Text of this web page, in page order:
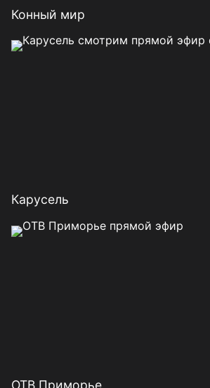
Конный мир
Карусель
ОТВ Приморье